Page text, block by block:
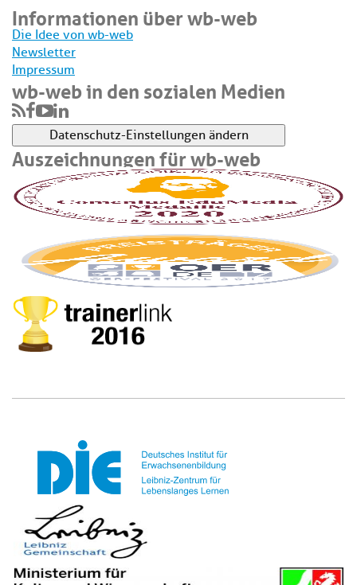
Informationen über wb-web
Die Idee von wb-web
Newsletter
Impressum
wb-web in den sozialen Medien
Datenschutz-Einstellungen ändern
Auszeichnungen für wb-web